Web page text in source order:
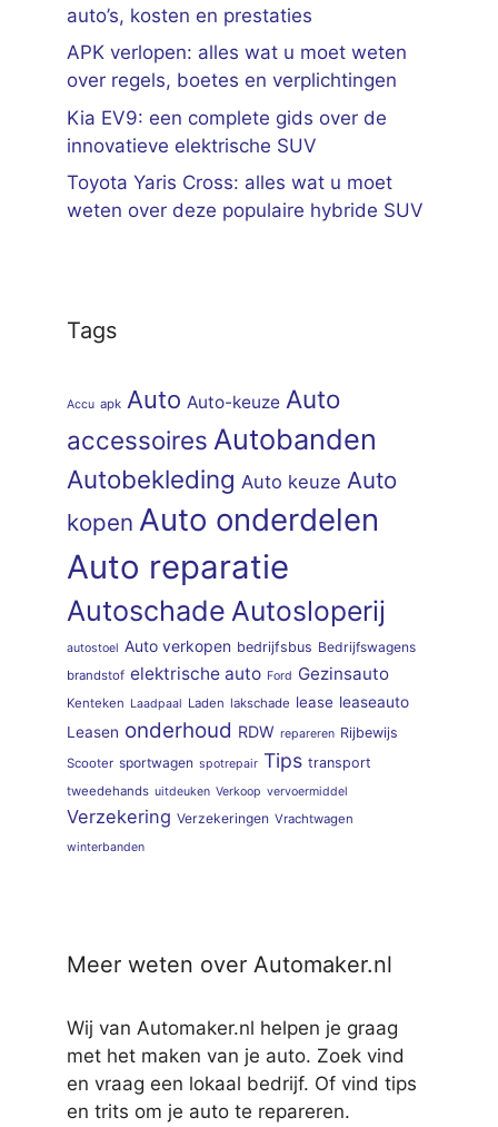
auto’s, kosten en prestaties
APK verlopen: alles wat u moet weten
over regels, boetes en verplichtingen
Kia EV9: een complete gids over de
innovatieve elektrische SUV
Toyota Yaris Cross: alles wat u moet
weten over deze populaire hybride SUV
Tags
Accu apk Auto Auto-keuze Auto
accessoires Autobanden
Autobekleding Auto keuze Auto
kopen Auto onderdelen
Auto reparatie
Autoschade Autosloperij
autostoel Auto verkopen bedrijfsbus Bedrijfswagens
brandstof elektrische auto Ford Gezinsauto
Kenteken Laadpaal Laden lakschade lease leaseauto
Leasen onderhoud RDW repareren Rijbewijs
Scooter sportwagen spotrepair Tips transport
tweedehands uitdeuken Verkoop vervoermiddel
Verzekering Verzekeringen Vrachtwagen
winterbanden
Meer weten over Automaker.nl
Wij van Automaker.nl helpen je graag
met het maken van je auto. Zoek vind
en vraag een lokaal bedrijf. Of vind tips
en trits om je auto te repareren.